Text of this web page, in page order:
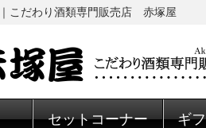
こだわり酒類専門販売店 赤塚屋
セットコーナー ギ